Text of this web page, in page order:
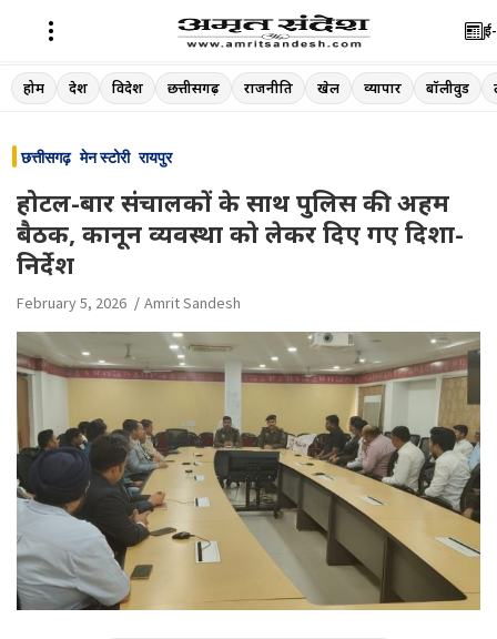
Skip
to
होम देश विदेश छत्तीसगढ़ राजनीति खेल व्यापार बॉलीवुड
छत्तीसगढ़ मेन स्टोरी रायपुर
होटल-बार संचालकों के साथ पुलिस की अहम
बैठक, कानून व्यवस्था को लेकर दिए गए दिशा-
निर्देश
February 5, 2026 Amrit Sandesh